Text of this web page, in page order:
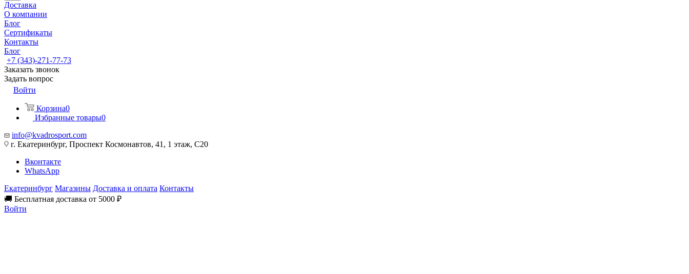
Доставка
О компании
Блог
Сертификаты
Контакты
Блог
+7 (343)-271-77-73
Заказать звонок
Задать вопрос
Войти
Корзина0
Избранные товары0
info@kvadrosport.com
г. Екатеринбург, Проспект Космонавтов, 41, 1 этаж, С20
Вконтакте
WhatsApp
Екатеринбург Магазины Доставка и оплата Контакты
🚚 Бесплатная доставка от 5000 ₽
Войти